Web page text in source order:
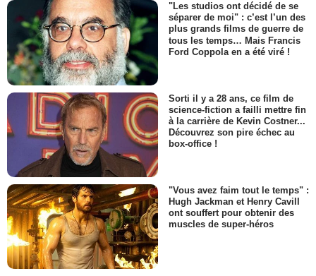
"Les studios ont décidé de se
séparer de moi" : c’est l’un des
plus grands films de guerre de
tous les temps… Mais Francis
Ford Coppola en a été viré !
Sorti il y a 28 ans, ce film de
science-fiction a failli mettre fin
à la carrière de Kevin Costner...
Découvrez son pire échec au
box-office !
"Vous avez faim tout le temps" :
Hugh Jackman et Henry Cavill
ont souffert pour obtenir des
muscles de super-héros